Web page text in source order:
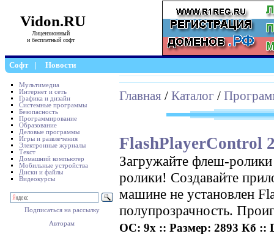
Vidon.RU
Лицензионный
и бесплатный софт
Софт | Новости
Мультимедиа
Интернет и сеть
Графика и дизайн
Системные программы
Безопасность
Программирование
Образование
Деловые программы
Игры и развлечения
Электронные журналы
Текст
Домашний компьютер
Мобильные устройства
Диски и файлы
Видеокурсы
Подписаться на рассылку
Авторам
Главная / Каталог /
FlashPlayerControl
Загружайте флеш-
ролики! Создавайте
машине не установлен
полупрозрачность.
ОС: 9x :: Размер: 2893 Кб ::